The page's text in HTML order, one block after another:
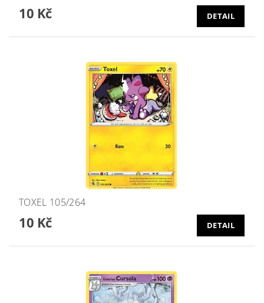
10 Kč DETAIL
TOXEL 105/264
10 Kč DETAIL